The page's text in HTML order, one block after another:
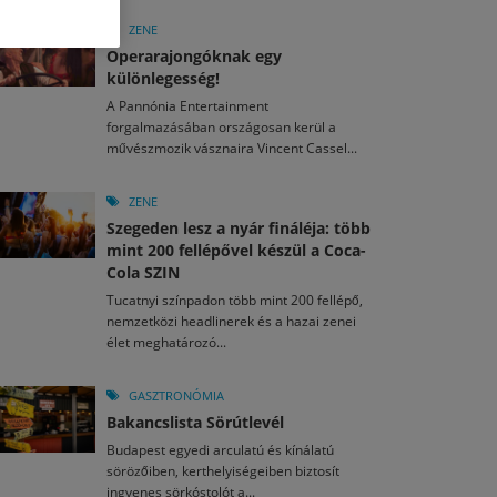
nézők 10 kedvenc filmje 2026 első félévében
án hozzánk is megérkezik a Rocktábor
a jubileumi Művészetek Völgye – még öt
kulturális ünnep
egy mese: 30 napos mesekihívást indít a Libri
2026. MÁJ. 11.
László kapta az Artisjus Irodalmi Nagydíjat
ZENE
Operarajongóknak egy
különlegesség!
A Pannónia Entertainment
forgalmazásában országosan kerül a
művészmozik vásznaira Vincent Cassel...
ZENE
Szegeden lesz a nyár fináléja: több
mint 200 fellépővel készül a Coca-
Cola SZIN
Tucatnyi színpadon több mint 200 fellépő,
nemzetközi headlinerek és a hazai zenei
élet meghatározó...
GASZTRONÓMIA
Bakancslista Sörútlevél
Budapest egyedi arculatú és kínálatú
sörözőiben, kerthelyiségeiben biztosít
ingyenes sörkóstolót a...